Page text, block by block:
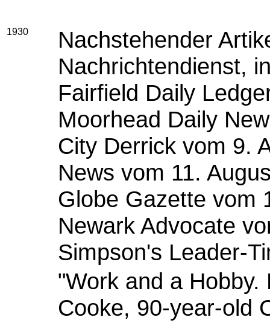
1930
Nachstehender
Nachrichtendienst,
Fairfield Daily
Moorhead Daily
City Derrick vom 9.
News vom 11.
Globe Gazette vom
Newark Advocate
Simpson's Leader-
"Work and a
Cooke, 90-year-old